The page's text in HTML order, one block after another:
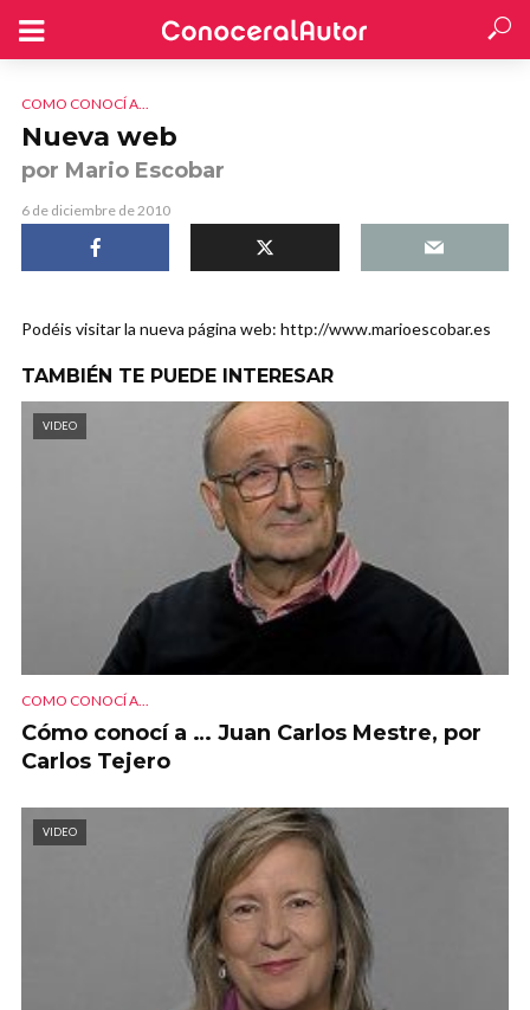
COMO CONOCÍ A...
Nueva web
por Mario Escobar
6 de diciembre de 2010
Podéis visitar la nueva página web: http://www.marioescobar.es
TAMBIÉN TE PUEDE INTERESAR
VIDEO
COMO CONOCÍ A...
Cómo conocí a … Juan Carlos Mestre, por
Carlos Tejero
VIDEO